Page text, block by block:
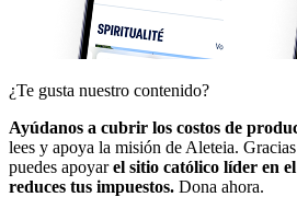
¿Te gusta nuestro contenido?
Ayúdanos a cubrir los costos de
lees y apoya la misión de Aleteia.
puedes apoyarel sitio católico líder en
reduces tus impuestos. Dona ahora.